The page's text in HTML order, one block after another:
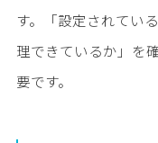
す。「設定されてい
理できているか」を
要です。